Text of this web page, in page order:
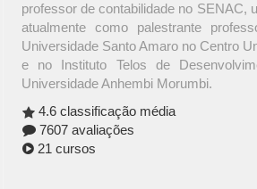
professor de contabilidade no SENAC,
atualmente como palestrante
Universidade Santo Amaro no Centro
e no Instituto Telos de
Universidade Anhembi Morumbi.
4.6 classificação média
7607 avaliações
21 cursos